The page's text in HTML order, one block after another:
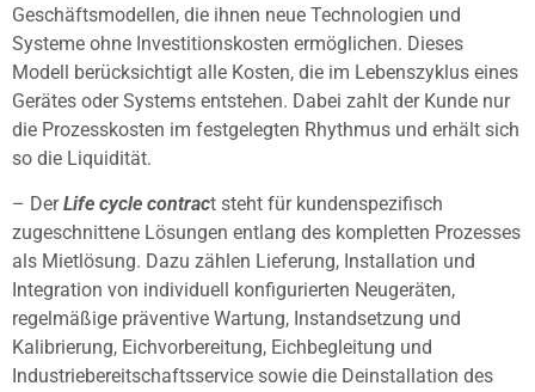
Geschäftsmodellen, die ihnen neue Technologien und
Systeme ohne Investitionskosten ermöglichen. Dieses
Modell berücksichtigt alle Kosten, die im Lebenszyklus eines
Gerätes oder Systems entstehen. Dabei zahlt der Kunde nur
die Prozesskosten im festgelegten Rhythmus und erhält sich
so die Liquidität.
– DerLife cycle contract steht für kundenspezifisch
zugeschnittene Lösungen entlang des kompletten Prozesses
als Mietlösung. Dazu zählen Lieferung, Installation und
Integration von individuell konfigurierten Neugeräten,
regelmäßige präventive Wartung, Instandsetzung und
Kalibrierung, Eichvorbereitung, Eichbegleitung und
Industriebereitschaftsservice sowie die Deinstallation des